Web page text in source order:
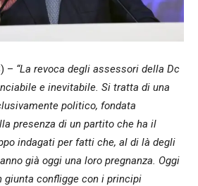
– “La revoca degli assessori della Dc
e inevitabile. Si tratta di una
politico, fondata
presenza di un partito che ha il
indagati per fatti che, al di là degli
già oggi una loro pregnanza. Oggi
giunta confligge con i principi